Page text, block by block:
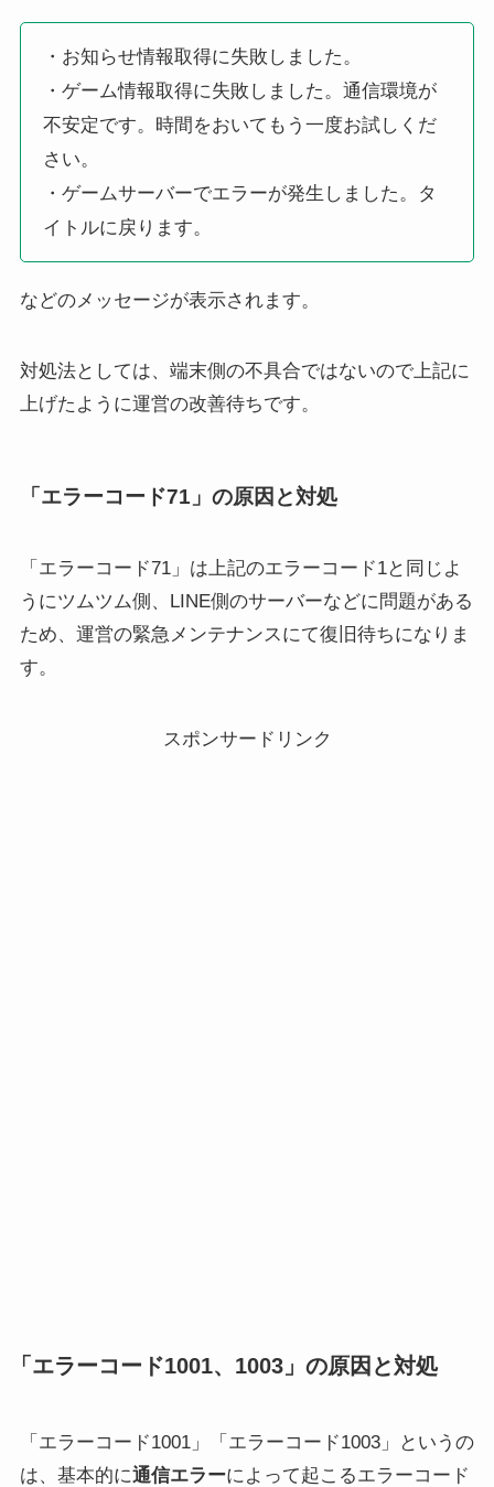
・お知らせ情報取得に失敗しました。
・ゲーム情報取得に失敗しました。通信環境が
不安定です。時間をおいてもう一度お試しくだ
さい。
・ゲームサーバーでエラーが発生しました。タ
イトルに戻ります。
などのメッセージが表示されます。
対処法としては、端末側の不具合ではないので上記に
上げたように運営の改善待ちです。
「エラーコード71」の原因と対処
「エラーコード71」は上記のエラーコード1と同じよ
うにツムツム側、LINE側のサーバーなどに問題がある
ため、運営の緊急メンテナンスにて復旧待ちになりま
す。
スポンサードリンク
「エラーコード1001、1003」の原因と対処
「エラーコード1001」「エラーコード1003」というの
は、基本的に通信エラーによって起こるエラーコード